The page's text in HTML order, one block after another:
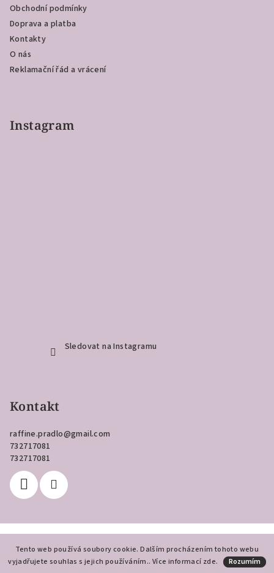
Tento web používá soubory cookie. Dalším procházením tohoto webu
vyjadřujete souhlas s jejich používáním.. Více informací zde. Rozumím
Obchodní podmínky
Doprava a platba
Kontakty
O nás
Reklamační řád a vrácení
Instagram
Sledovat na Instagramu
Kontakt
raffine.pradlo@gmail.com
732717081
732717081
Vytvořil Shoptet